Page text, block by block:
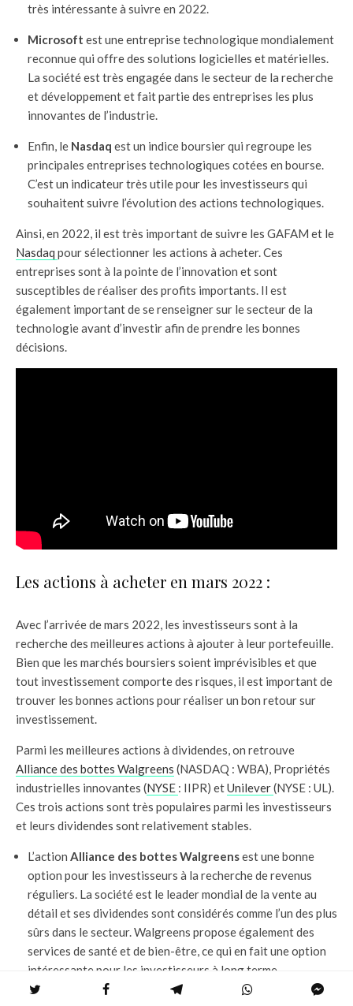
très intéressante à suivre en 2022.
Microsoft est une entreprise technologique mondialement
reconnue qui offre des solutions logicielles et matérielles.
La société est très engagée dans le secteur de la recherche
et développement et fait partie des entreprises les plus
innovantes de l’industrie.
Enfin, le Nasdaq est un indice boursier qui regroupe les
principales entreprises technologiques cotées en bourse.
C’est un indicateur très utile pour les investisseurs qui
souhaitent suivre l’évolution des actions technologiques.
Ainsi, en 2022, il est très important de suivre les GAFAM et le
Nasdaq pour sélectionner les actions à acheter. Ces
entreprises sont à la pointe de l’innovation et sont
susceptibles de réaliser des profits importants. Il est
également important de se renseigner sur le secteur de la
technologie avant d’investir afin de prendre les bonnes
décisions.
Les actions à acheter en mars 2022 :
Avec l’arrivée de mars 2022, les investisseurs sont à la
recherche des meilleures actions à ajouter à leur portefeuille.
Bien que les marchés boursiers soient imprévisibles et que
tout investissement comporte des risques, il est important de
trouver les bonnes actions pour réaliser un bon retour sur
investissement.
Parmi les meilleures actions à dividendes, on retrouve
Alliance des bottes Walgreens (NASDAQ : WBA), Propriétés
industrielles innovantes (NYSE : IIPR) etUnilever(NYSE : UL).
Ces trois actions sont très populaires parmi les investisseurs
et leurs dividendes sont relativement stables.
L’action Alliance des bottes Walgreensest une bonne
option pour les investisseurs à la recherche de revenus
réguliers. La société est le leader mondial de la vente au
détail et ses dividendes sont considérés comme l’un des plus
sûrs dans le secteur. Walgreens propose également des
services de santé et de bien-être, ce qui en fait une option
intéressante pour les investisseurs à long terme.
(NYSE : IIPR) est une